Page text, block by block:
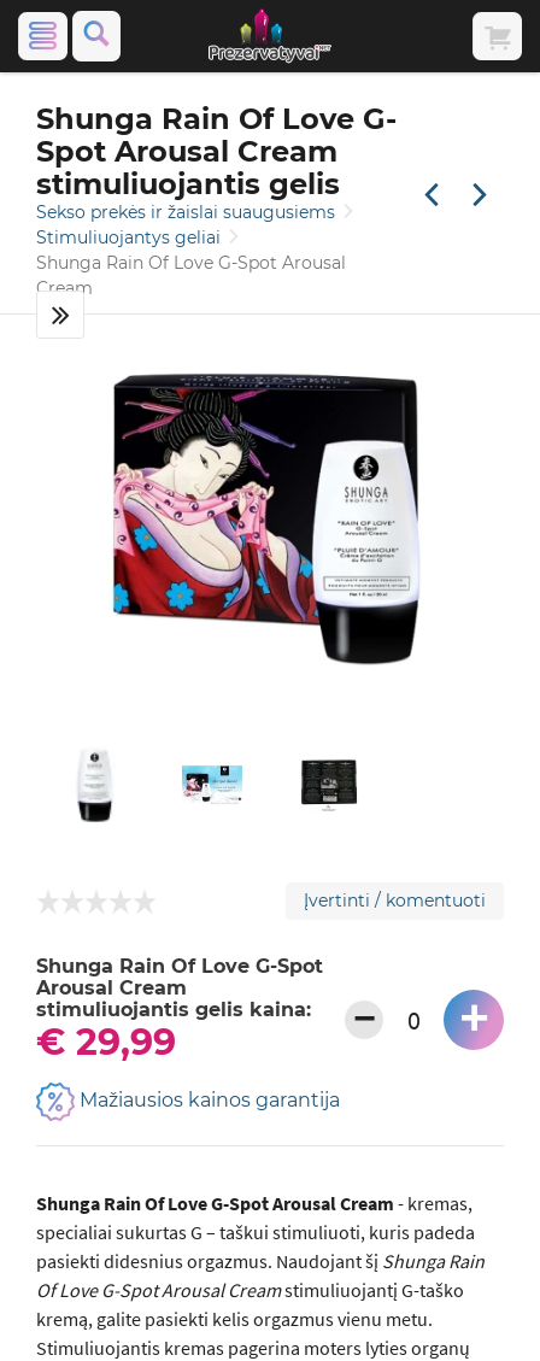
Shunga Rain Of Love G-
Spot Arousal Cream
stimuliuojantis gelis
Sekso prekės ir žaislai suaugusiems
Stimuliuojantys geliai
Shunga Rain Of Love G-Spot Arousal
Cream
Įvertinti / komentuoti
Shunga Rain Of Love G-Spot
Arousal Cream
stimuliuojantis gelis kaina:
€ 29,99 − +
Mažiausios kainos garantija
Shunga Rain Of Love G-Spot Arousal Cream - kremas,
specialiai sukurtas G – taškui stimuliuoti, kuris padeda
pasiekti didesnius orgazmus. Naudojant šį Shunga Rain
Of Love G-Spot Arousal Creamstimuliuojantį G-taško
kremą, galite pasiekti kelis orgazmus vienu metu.
Stimuliuojantis kremas pagerina moters lyties organų
Video apie prekę